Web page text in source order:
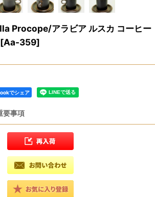
Procope/アラビア ルスカ コーヒー
[Aa-359]
でシェア
要事項